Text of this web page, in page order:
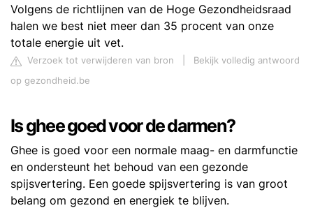
Volgens de richtlijnen van de Hoge Gezondheidsraad
halen we best niet meer dan 35 procent van onze
totale energie uit vet.
Verzoek tot verwijderen van bron
Bekijk volledig antwoord
op gezondheid.be
Is ghee goed voor de darmen?
Ghee is goed voor een normale maag- en darmfunctie
en ondersteunt het behoud van een gezonde
spijsvertering. Een goede spijsvertering is van groot
belang om gezond en energiek te blijven.